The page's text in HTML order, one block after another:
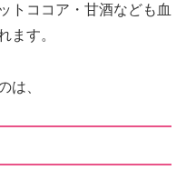
トココア・甘酒なども血
ます。
は、